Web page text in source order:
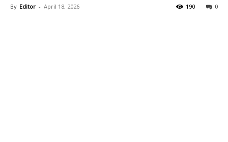
By Editor - April 18, 2026 0
190